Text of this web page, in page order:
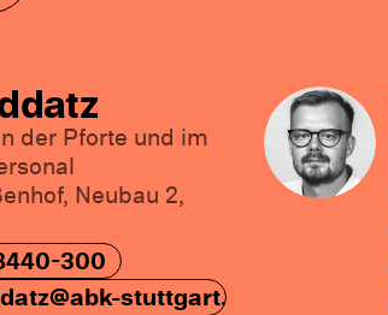
der Pforte und im
Neubau 2,
300
stuttgart.de